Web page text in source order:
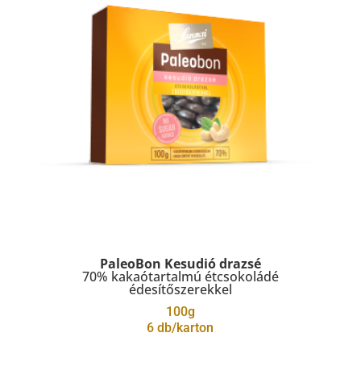
PaleoBon Kesudió drazsé
70% kakaótartalmú étcsokoládé
édesítőszerekkel
100g
6 db/karton